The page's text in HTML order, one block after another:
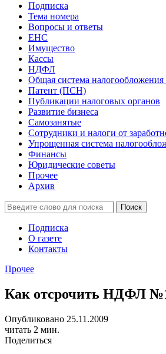
Подписка
Тема номера
Вопросы и ответы
ЕНС
Имущество
Кассы
НДФЛ
Общая система
Патент (ПСН)
Публикации налоговых органов
Развитие бизнеса
Самозанятые
Сотрудники и налоги от
Упрощенная система
Финансы
Юридические советы
Прочее
Архив
Подписка
О газете
Контакты
Прочее
Как отсрочить НДФЛ
Опубликовано 25.11.2009
читать 2 мин.
Поделиться